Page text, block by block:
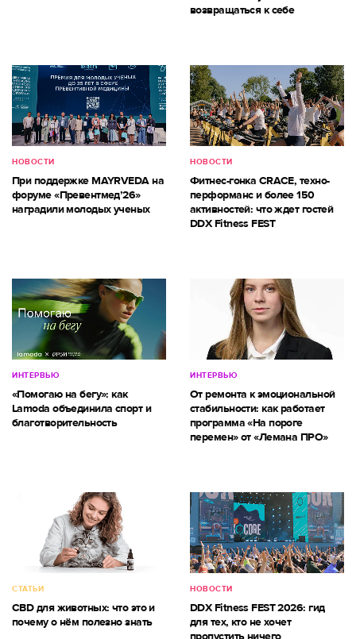
возвращаться к себе
НОВОСТИ
При поддержке MAYRVEDA на
форуме «Превентмед’26»
наградили молодых ученых
НОВОСТИ
Фитнес-гонка CRACE, техно-
перформанс и более 150
активностей: что ждет гостей
DDX Fitness FEST
ИНТЕРВЬЮ
«Помогаю на бегу»: как
Lamoda объединила спорт и
благотворительность
ИНТЕРВЬЮ
От ремонта к эмоциональной
стабильности: как работает
программа «На пороге
перемен» от «Лемана ПРО»
СТАТЬИ
CBD для животных: что это и
почему о нём полезно знать
НОВОСТИ
DDX Fitness FEST 2026: гид
для тех, кто не хочет
пропустить ничего